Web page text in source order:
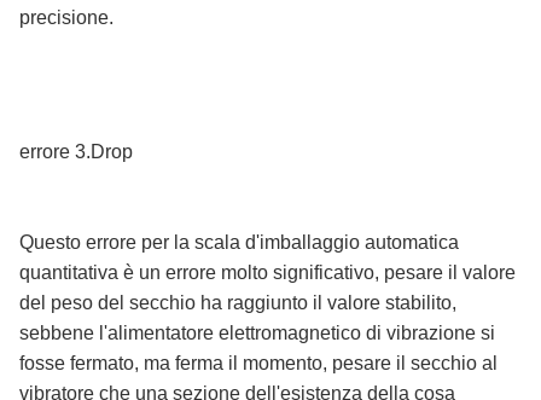
precisione.
errore 3.Drop
Questo errore per la scala d'imballaggio automatica
quantitativa è un errore molto significativo, pesare il valore
del peso del secchio ha raggiunto il valore stabilito,
sebbene l'alimentatore elettromagnetico di vibrazione si
fosse fermato, ma ferma il momento, pesare il secchio al
vibratore che una sezione dell'esistenza della cosa